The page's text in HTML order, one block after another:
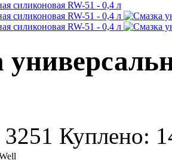
3251 Куплено: